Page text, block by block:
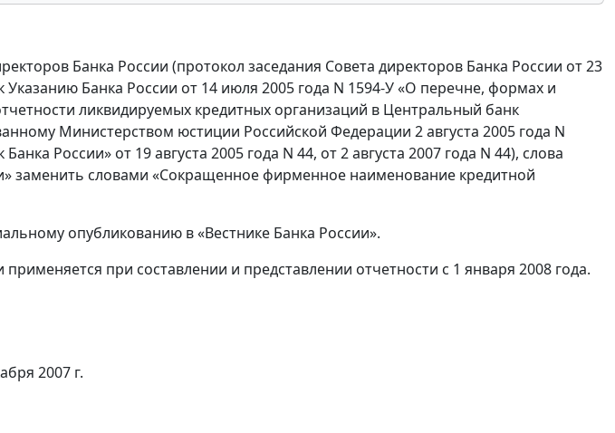
Банка России (протокол заседания Совета директоров Банка России от 23
Указанию Банка России от 14 июля 2005 года N 1594-У «О перечне, формах и
ликвидируемых кредитных организаций в Центральный банк
Министерством юстиции Российской Федерации 2 августа 2005 года N
России» от 19 августа 2005 года N 44, от 2 августа 2007 года N 44), слова
заменить словами «Сокращенное фирменное наименование кредитной
опубликованию в «Вестнике Банка России».
при составлении и представлении отчетности с 1 января 2008 года.
2007 г.